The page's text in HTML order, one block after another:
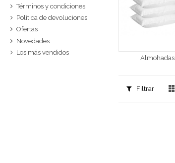
Almohadas
Filtrar
Términos y condiciones
Política de devoluciones
Ofertas
Novedades
Los más vendidos